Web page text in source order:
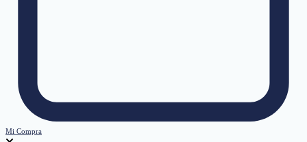
Mi Compra